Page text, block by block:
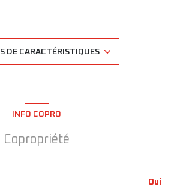
(équipée)
: radiateur (electrique)
DE CARACTÉRISTIQUES
INFO COPRO
Copropriété
Oui